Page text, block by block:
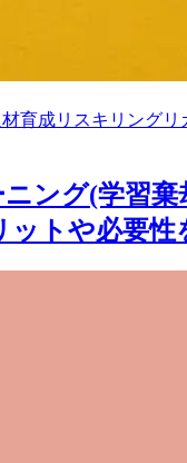
材育成リスキリングリ
ング(学習棄
ットや必要性